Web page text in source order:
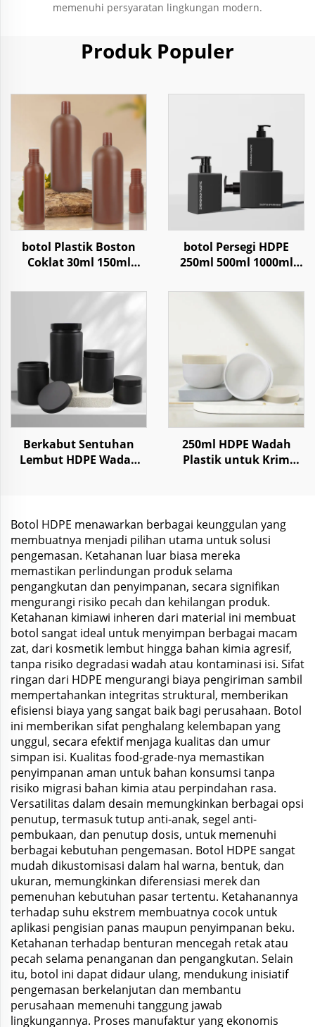
memenuhi persyaratan lingkungan modern.
Produk Populer
botol Plastik Boston
Coklat 30ml 150ml
Shampo
botol Persegi HDPE
250ml 500ml 1000ml
Kondisioner Lotion
Berkabut Sentuhan
Lembut HDPE Wadah
250ml HDPE Wadah
Plastik untuk Krim
Botol HDPE menawarkan berbagai keunggulan yang
membuatnya menjadi pilihan utama untuk solusi
pengemasan. Ketahanan luar biasa mereka
memastikan perlindungan produk selama
pengangkutan dan penyimpanan, secara signifikan
mengurangi risiko pecah dan kehilangan produk.
Ketahanan kimiawi inheren dari material ini membuat
botol sangat ideal untuk menyimpan berbagai macam
zat, dari kosmetik lembut hingga bahan kimia agresif,
tanpa risiko degradasi wadah atau kontaminasi isi. Sifat
ringan dari HDPE mengurangi biaya pengiriman sambil
mempertahankan integritas struktural, memberikan
efisiensi biaya yang sangat baik bagi perusahaan. Botol
ini memberikan sifat penghalang kelembapan yang
unggul, secara efektif menjaga kualitas dan umur
simpan isi. Kualitas food-grade-nya memastikan
penyimpanan aman untuk bahan konsumsi tanpa
risiko migrasi bahan kimia atau perpindahan rasa.
Versatilitas dalam desain memungkinkan berbagai opsi
penutup, termasuk tutup anti-anak, segel anti-
pembukaan, dan penutup dosis, untuk memenuhi
berbagai kebutuhan pengemasan. Botol HDPE sangat
mudah dikustomisasi dalam hal warna, bentuk, dan
ukuran, memungkinkan diferensiasi merek dan
pemenuhan kebutuhan pasar tertentu. Ketahanannya
terhadap suhu ekstrem membuatnya cocok untuk
aplikasi pengisian panas maupun penyimpanan beku.
Ketahanan terhadap benturan mencegah retak atau
pecah selama penanganan dan pengangkutan. Selain
itu, botol ini dapat didaur ulang, mendukung inisiatif
pengemasan berkelanjutan dan membantu
perusahaan memenuhi tanggung jawab
lingkungannya. Proses manufaktur yang ekonomis